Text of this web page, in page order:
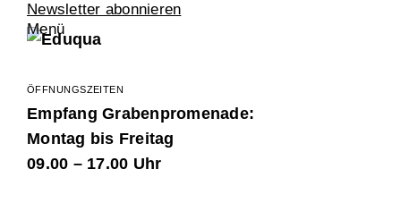
Newsletter abonnieren
Menü
ÖFFNUNGSZEITEN
Empfang Grabenpromenade:
Montag bis Freitag
09.00 – 17.00 Uhr